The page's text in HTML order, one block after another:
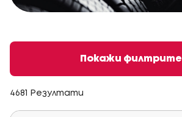
Покажи филтрите
4681 Резултати